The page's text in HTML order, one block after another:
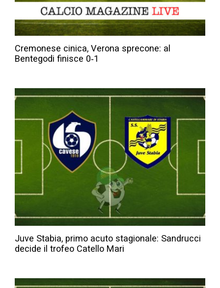
Cremonese cinica, Verona sprecone: al
Bentegodi finisce 0‑1
Juve Stabia, primo acuto stagionale: Sandrucci
decide il trofeo Catello Mari